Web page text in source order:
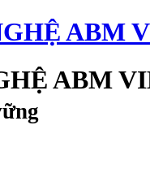
ABM